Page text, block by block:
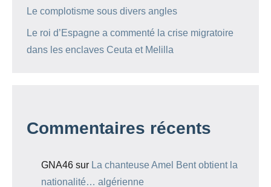
Le complotisme sous divers angles
Le roi d’Espagne a commenté la crise migratoire
dans les enclaves Ceuta et Melilla
Commentaires récents
GNA46 sur La chanteuse Amel Bent obtient la
nationalité… algérienne